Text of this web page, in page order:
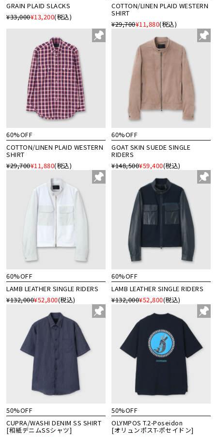
GRAIN PLAID SLACKS
¥33,000¥13,200(税込)
COTTON/LINEN PLAID WESTERN
SHIRT
¥29,700¥11,880(税込)
60%OFF
COTTON/LINEN PLAID WESTERN
SHIRT
¥29,700¥11,880(税込)
60%OFF
GOAT SKIN SUEDE SINGLE
RIDERS
¥148,500¥59,400(税込)
60%OFF
LAMB LEATHER SINGLE RIDERS
¥132,000¥52,800(税込)
60%OFF
LAMB LEATHER SINGLE RIDERS
¥132,000¥52,800(税込)
50%OFF
CUPRA/WASHI DENIM SS SHIRT
[和紙デニムSSシャツ]
50%OFF
OLYMPOS T.2-Poseidon
[オリュンポスT-ポセイドン]